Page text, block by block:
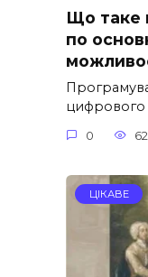
Що таке
по
цифрового
0 62
ЦІКАВЕ